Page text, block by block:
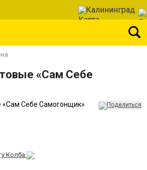
Калининград
«Сам Себе
Колба